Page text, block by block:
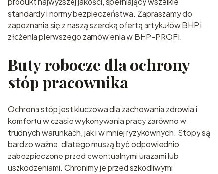
standardy i normy bezpieczeństwa. Zapraszamy do
zapoznania się z naszą szeroką ofertą artykułów BHP i
złożenia pierwszego zamówienia w BHP-PROFI.
Buty robocze dla ochrony
stóp pracownika
Ochrona stóp jest kluczowa dla zachowania zdrowia i
komfortu w czasie wykonywania pracy zarówno w
trudnych warunkach, jak i w mniej ryzykownych. Stopy są
bardzo ważne, dlatego muszą być odpowiednio
zabezpieczone przed ewentualnymi urazami lub
uszkodzeniami. Chronimy je przed szkodliwymi